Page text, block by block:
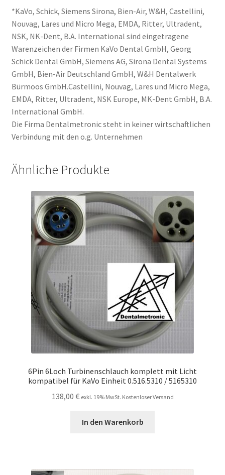
*KaVo, Schick, Siemens Sirona, Bien-Air, W&H, Castellini,
Nouvag, Lares und Micro Mega, EMDA, Ritter, Ultradent,
NSK, NK-Dent, B.A. International sind eingetragene
Warenzeichen der Firmen KaVo Dental GmbH, Georg
Schick Dental GmbH, Siemens AG, Sirona Dental Systems
GmbH, Bien-Air Deutschland GmbH, W&H Dentalwerk
Bürmoos GmbH.Castellini, Nouvag, Lares und Micro Mega,
EMDA, Ritter, Ultradent, NSK Europe, MK-Dent GmbH, B.A.
International GmbH.
Die Firma Dentalmetronic steht in keiner wirtschaftlichen
Verbindung mit den o.g. Unternehmen
Ähnliche Produkte
6Pin 6Loch Turbinenschlauch komplett mit Licht
kompatibel für KaVo Einheit 0.516.5310 / 5165310
138,00 € exkl. 19% MwSt. Kostenloser Versand
In den Warenkorb